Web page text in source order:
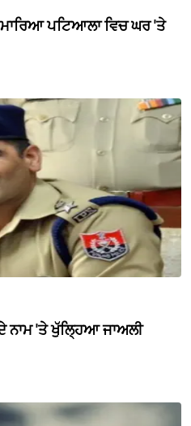
ਪਟਿਆਲਾ ਵਿਚ ਘਰ 'ਤੇ
ਨਾਮ 'ਤੇ ਖੁੱਲ੍ਹਿਆ ਜਾਅਲੀ